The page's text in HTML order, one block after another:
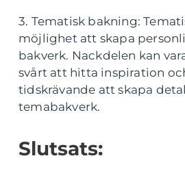
3. Tematisk bakning:
möjlighet att skapa
bakverk. Nackdelen kan
svårt att hitta inspiration
tidskrävande att skapa
temabakverk.
Slutsats: